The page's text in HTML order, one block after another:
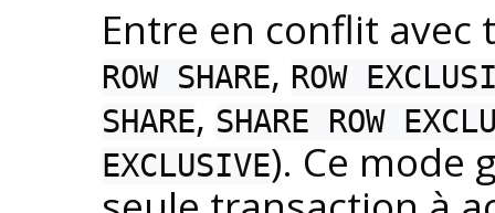
Entre en conflit avec
ROW SHARE, ROW
SHARE, SHARE ROW
EXCLUSIVE). Ce mode